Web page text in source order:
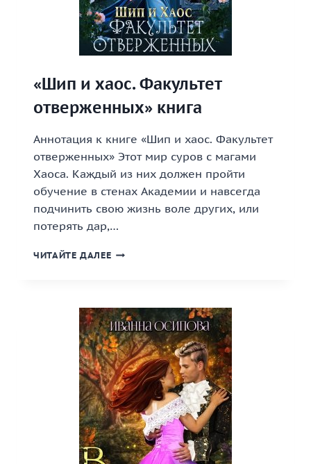
«Шип и хаос. Факультет
отверженных» книга
Аннотация к книге «Шип и хаос. Факультет
отверженных» Этот мир суров с магами
Хаоса. Каждый из них должен пройти
обучение в стенах Академии и навсегда
подчинить свою жизнь воле других, или
потерять дар,…
ЧИТАЙТЕ ДАЛЕЕ «ШИП
ОТВЕРЖЕННЫХ»
КНИГА